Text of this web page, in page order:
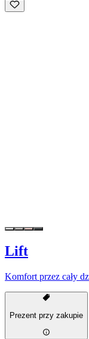
Lift
Komfort przez cały
Prezent przy zakupie